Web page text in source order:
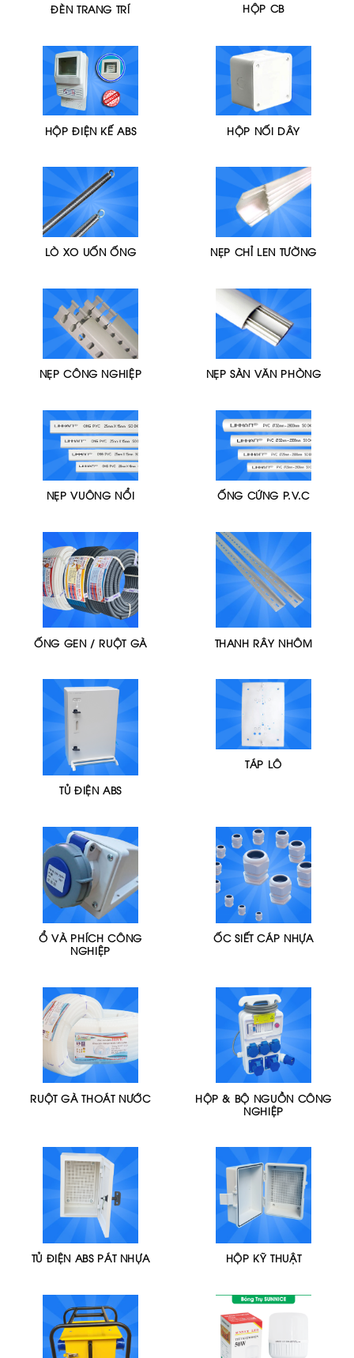
ĐÈN TRANG TRÍ HỘP CB
HỘP ĐIỆN KẾ ABS HỘP NỐI DÂY
LÒ XO UỐN ỐNG NẸP CHỈ LEN TƯỜNG
NẸP CÔNG NGHIỆP NẸP SÀN VĂN PHÒNG
NẸP VUÔNG NỔI ỐNG CỨNG P.V.C
ỐNG GEN / RUỘT GÀ THANH RÂY NHÔM
TỦ ĐIỆN ABS
TÁP LÔ
Ổ VÀ PHÍCH CÔNG
NGHIỆP
ỐC SIẾT CÁP NHỰA
RUỘT GÀ THOÁT NƯỚC
HỘP & BỘ NGUỒN CÔNG
NGHIỆP
TỦ ĐIỆN ABS PÁT NHỰA HỘP KỸ THUẬT